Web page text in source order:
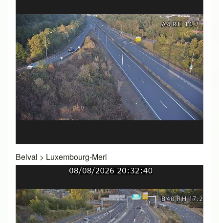
Belval > Luxembourg-Merl